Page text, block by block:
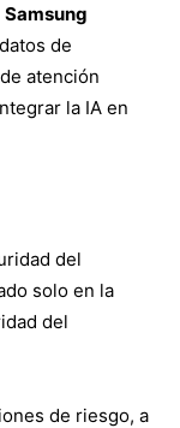
Samsung
de
atención
la IA en
del
solo en la
del
de riesgo, a